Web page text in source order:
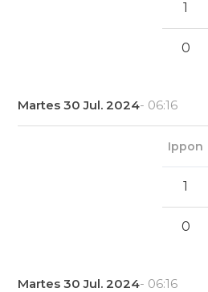
1
0
Martes 30 Jul. 2024- 06:16
Ippon
1
0
Martes 30 Jul. 2024- 06:16